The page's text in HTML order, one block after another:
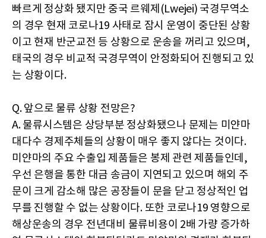
빠르게 정상화 됐지만 중국 르웨제(Lwejei) 국경무역소
의 경우 현재 코로나19 사태로 잠시 운영이 중단된 상황
이고 현재 반군교전 등 상황으로 운송을 꺼리고 있으며,
태국의 경우 비교적 국경무역이 안정화되어 진행되고 있
는 상황이다.
Q. 앞으로 물류 상황 전망은?
A. 물류시스템은 상당부분 정상화됐으나 문제는 미얀마
대다수 경제주체들의 상황이 매우 좋지 않다는 것이다.
미얀마의 주요 수출입 제품들은 봉제 관련 제품들인데,
우선 은행을 통한 대금 송금이 지연되고 있으며 해외 주
문이 크게 감소해 많은 공장들이 문을 닫고 정상적인 업
무를 진행할 수 없는 상황이다. 또한 코로나19 영향으로
해상운송의 경우 전년대비 물류비용이 2배 가량 증가하